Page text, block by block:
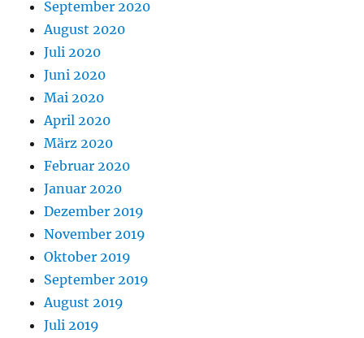
September 2020
August 2020
Juli 2020
Juni 2020
Mai 2020
April 2020
März 2020
Februar 2020
Januar 2020
Dezember 2019
November 2019
Oktober 2019
September 2019
August 2019
Juli 2019